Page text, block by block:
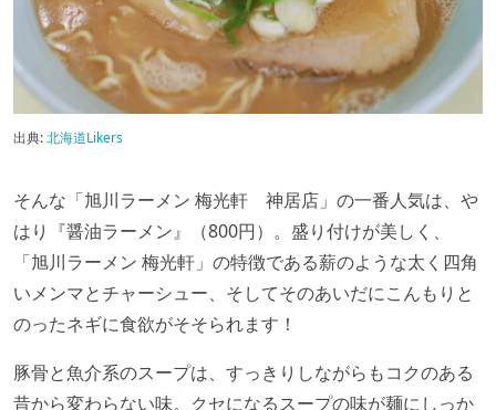
出典:北海道Likers
そんな「旭川ラーメン 梅光軒 神居店」の一番人気は、や
はり『醤油ラーメン』（800円）。盛り付けが美しく、
「旭川ラーメン 梅光軒」の特徴である薪のような太く四角
いメンマとチャーシュー、そしてそのあいだにこんもりと
のったネギに食欲がそそられます！
豚骨と魚介系のスープは、すっきりしながらもコクのある
昔から変わらない味。クセになるスープの味が麺にしっか